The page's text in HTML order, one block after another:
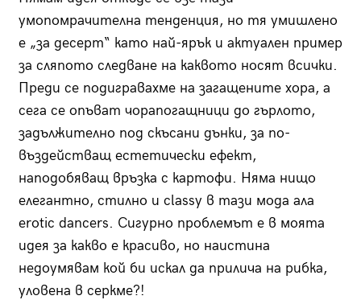
умопомрачителна тенденция, но тя умишлено
е „за десерт“ като най-ярък и актуален пример
за сляпото следване на каквото носят всички.
Преди се подигравахме на загащените хора, а
сега се опъват чорапогащници до гърлото,
задължително под скъсани дънки, за по-
въздействащ естетически ефект,
наподобяващ връзка с картофи. Няма нищо
елегантно, стилно и classy в тази мода ала
erotic dancers. Сигурно проблемът е в моята
идея за какво е красиво, но наистина
недоумявам кой би искал да прилича на рибка,
уловена в серкме?!